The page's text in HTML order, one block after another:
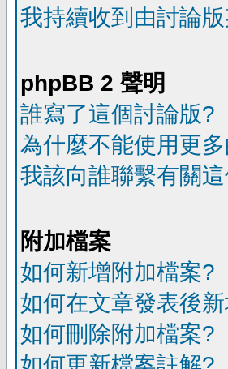
我持續收到由討論
phpBB 2 聲明
誰寫了這個討論版?
為什麼不能使用更
我該向誰聯繫有關
附加檔案
如何新增附加檔案?
如何在文章發表後
如何刪除附加檔案?